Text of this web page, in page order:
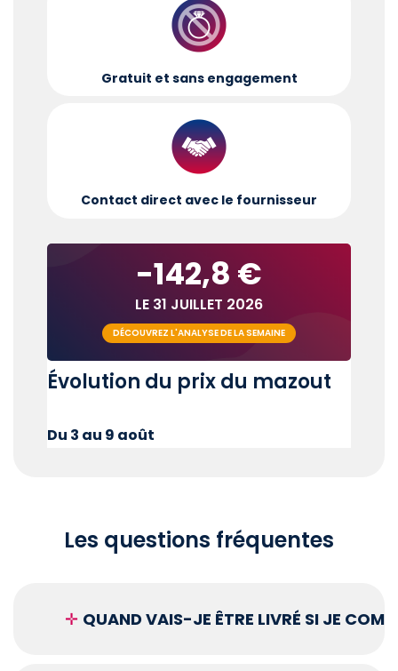
Gratuit et sans engagement
Contact direct avec le fournisseur
-142,8 €
LE 31 JUILLET 2026
DÉCOUVREZ L'ANALYSE DE LA SEMAINE
Évolution du prix du mazout
Du 3 au 9 août
Les questions fréquentes
✛ QUAND VAIS-JE ÊTRE LIVRÉ SI JE